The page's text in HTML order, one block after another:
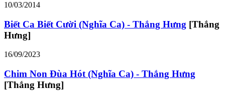
10/03/2014
Biết Ca Biết Cười (Nghĩa Ca) - Thắng Hưng [Thắng
Hưng]
16/09/2023
Chim Non Đùa Hót (Nghĩa Ca) - Thắng Hưng
[Thắng Hưng]